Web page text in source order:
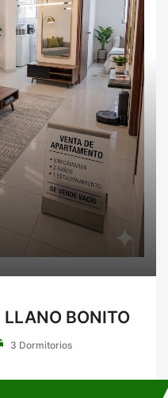
LLANO BONITO
3 Dormitorios